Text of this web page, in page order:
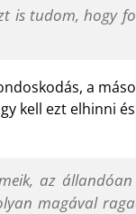
is tudom, hogy
a
kell ezt elhinni
az
magával